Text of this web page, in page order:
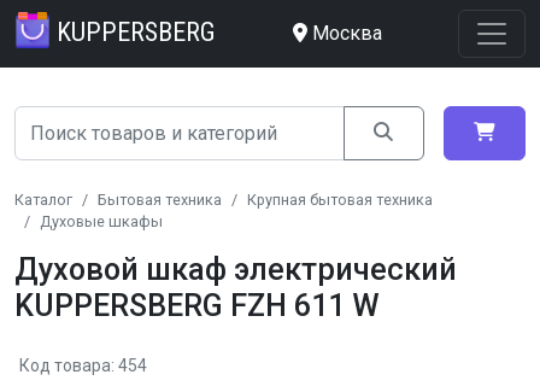
KUPPERSBERG Москва
Каталог Бытовая техника
Крупная бытовая техника
Духовые шкафы
Духовой шкаф электрический
KUPPERSBERG FZH 611 W
Код товара: 454